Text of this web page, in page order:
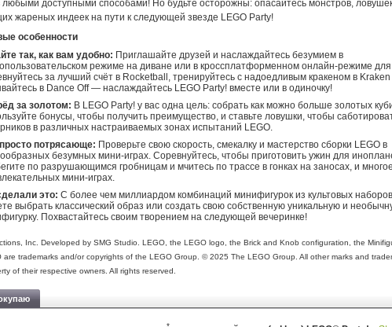
любыми доступными способами! Но будьте осторожны: опасайтесь монстров,
жареных индеек на пути к следующей звезде LEGO Party!
особенности
так, как вам удобно: Приглашайте друзей и наслаждайтесь безумием в
режиме на диване или в кроссплатформенном онлайн-режиме для
за лучший счёт в Rocketball, тренируйтесь с надоедливым кракеном в
в Dance Off — наслаждайтесь LEGO Party! вместе или в одиночку!
за золотом: В LEGO Party! у вас одна цель: собрать как можно больше золотых
бонусы, чтобы получить преимущество, и ставьте ловушки, чтобы
в различных настраиваемых зонах испытаний LEGO.
потрясающе: Проверьте свою скорость, смекалку и мастерство сборки LEGO в
безумных мини-играх. Соревнуйтесь, чтобы приготовить ужин для
по разрушающимся гробницам и мчитесь по трассе в гонках на заносах, и
мини-играх.
это: С более чем миллиардом комбинаций минифигурок из культовых
выбрать классический образ или создать свою собственную уникальную и
Похвастайтесь своим творением на следующей вечеринке!
Inc. Developed by SMG Studio. LEGO, the LEGO logo, the Brick and Knob configuration, the
are trademarks and/or copyrights of the LEGO Group. © 2025 The LEGO Group. All other marks and
of their respective owners. All rights reserved.